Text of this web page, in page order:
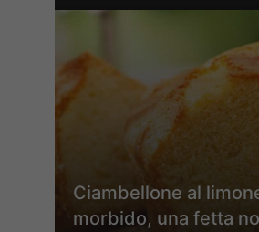
Ciambellone al
morbido, una fetta